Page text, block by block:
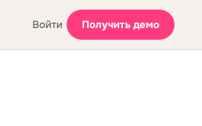
Войти Получить демо